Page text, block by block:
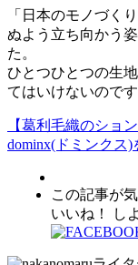
「日本のモノづく
ぬよう立ち向かう
た。
ひとつひとつの生
てはいけないのです
【葛利毛織のショ
dominx(ドミンクス
この記事が
いいね！ し